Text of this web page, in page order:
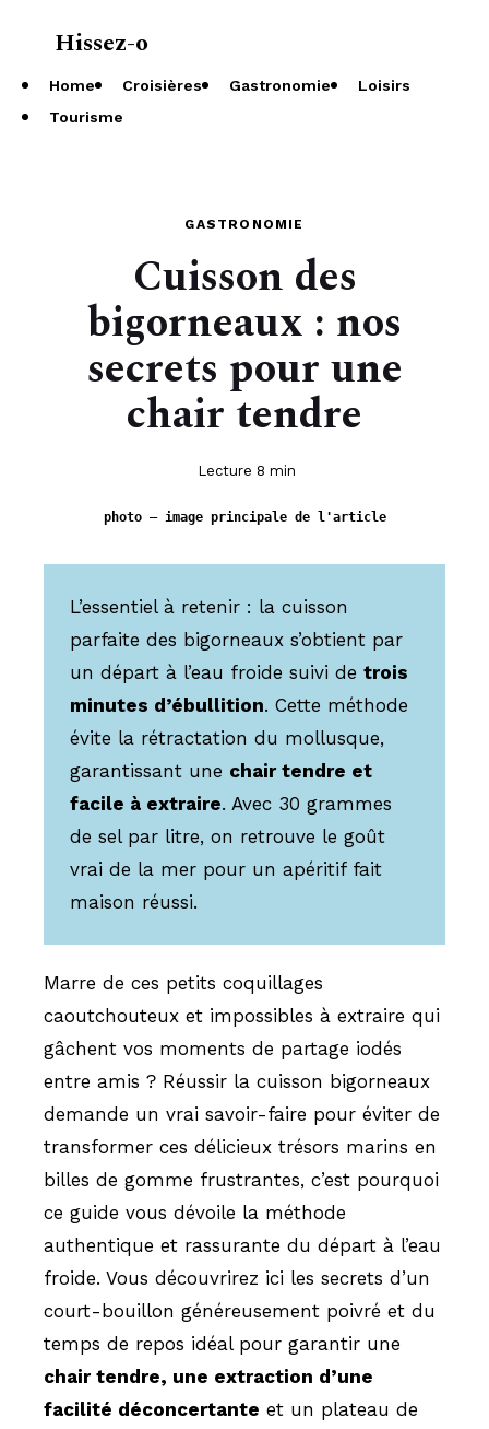
Hissez-o
Home Croisières Gastronomie
Loisirs
Tourisme
GASTRONOMIE
Cuisson des
bigorneaux : nos
secrets pour une
chair tendre
Lecture 8 min
photo — image principale de l'article
L’essentiel à retenir : la cuisson
parfaite des bigorneaux s’obtient par
un départ à l’eau froide suivi de trois
minutes d’ébullition. Cette méthode
évite la rétractation du mollusque,
garantissant une chair tendre et
facile à extraire. Avec 30 grammes
de sel par litre, on retrouve le goût
vrai de la mer pour un apéritif fait
maison réussi.
Marre de ces petits coquillages
caoutchouteux et impossibles à extraire qui
gâchent vos moments de partage iodés
entre amis ? Réussir la cuisson bigorneaux
demande un vrai savoir-faire pour éviter de
transformer ces délicieux trésors marins en
billes de gomme frustrantes, c’est pourquoi
ce guide vous dévoile la méthode
authentique et rassurante du départ à l’eau
froide. Vous découvrirez ici les secrets d’un
court-bouillon généreusement poivré et du
temps de repos idéal pour garantir une
chair tendre, une extraction d’une
facilité déconcertante et un plateau de